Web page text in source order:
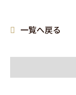
一覧へ戻る